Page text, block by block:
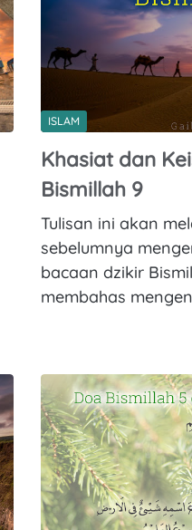
ISLAM
Khasiat dan
Bismillah 9
Tulisan ini akan
sebelumnya
bacaan dzikir
membahas